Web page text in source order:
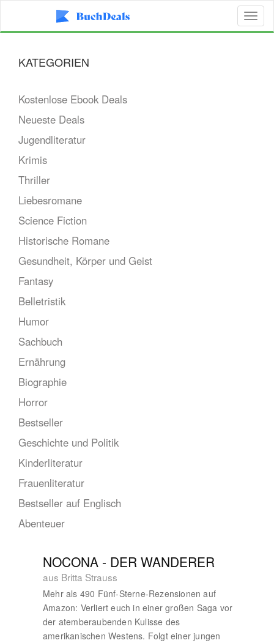
KATEGORIEN
Kostenlose Ebook Deals
Neueste Deals
Jugendliteratur
Krimis
Thriller
Liebesromane
Science Fiction
Historische Romane
Gesundheit, Körper und Geist
Fantasy
Belletristik
Humor
Sachbuch
Ernährung
Biographie
Horror
Bestseller
Geschichte und Politik
Kinderliteratur
Frauenliteratur
Bestseller auf Englisch
Abenteuer
NOCONA - DER WANDERER
aus Britta Strauss
Mehr als 490 Fünf-Sterne-Rezensionen auf
Amazon: Verliert euch in einer großen Saga vor
der atemberaubenden Kulisse des
amerikanischen Westens. Folgt einer jungen